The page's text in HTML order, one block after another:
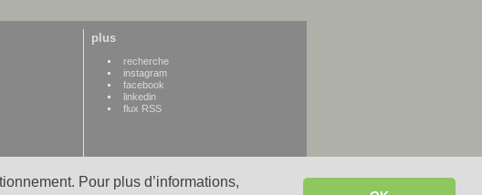
Pour plus d’informations,
plus
recherche
instagram
facebook
linkedin
flux RSS
WWW credits